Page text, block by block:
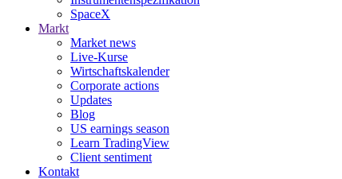
SpaceX
Markt
Market news
Live-Kurse
Wirtschaftskalender
Corporate actions
Updates
Blog
US earnings season
Learn TradingView
Client sentiment
Kontakt